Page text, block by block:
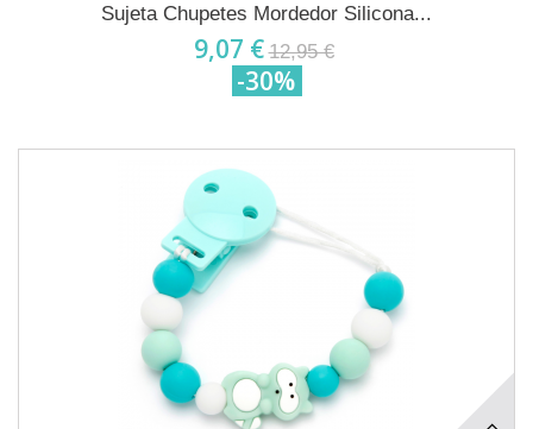
Sujeta Chupetes Mordedor Silicona...
9,07 € 12,95 €
-30%